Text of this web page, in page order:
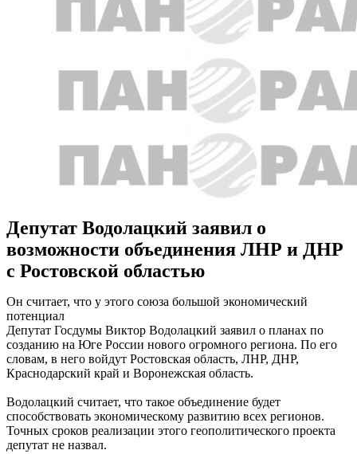
Депутат Водолацкий заявил о
возможности объединения ЛНР и ДНР
с Ростовской областью
Он считает, что у этого союза большой экономический
потенциал
Депутат Госдумы Виктор Водолацкий заявил о планах по
созданию на Юге России нового огромного региона. По его
словам, в него войдут Ростовская область, ЛНР, ДНР,
Краснодарский край и Воронежская область.
Водолацкий считает, что такое объединение будет
способствовать экономическому развитию всех регионов.
Точных сроков реализации этого геополитического проекта
депутат не назвал.